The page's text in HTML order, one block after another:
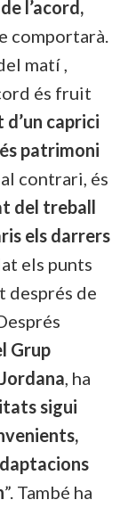
l’acord,
comportarà.
matí ,
és fruit
caprici
patrimoni
contrari, és
del treball
els darrers
els punts
després de
Grup
, ha
sigui
”. També ha